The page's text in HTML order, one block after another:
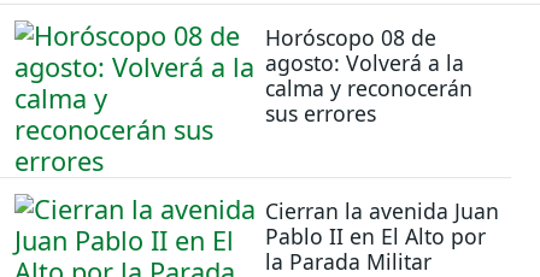
Horóscopo 08 de
agosto: Volverá a la
calma y reconocerán
sus errores
Cierran la avenida Juan
Pablo II en El Alto por
la Parada Militar